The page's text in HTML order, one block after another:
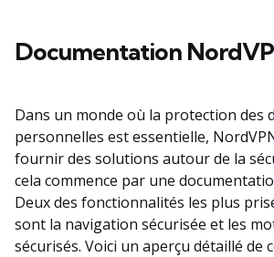
Documentation
Dans un monde où la protection des
personnelles est essentielle,
fournir des solutions autour de la
cela commence par une
Deux des fonctionnalités les plus
sont la navigation sécurisée et les
sécurisés. Voici un aperçu détaillé de